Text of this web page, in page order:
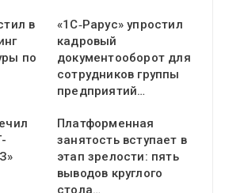
в
по
«1С‑Рарус» упростил
кадровый
документооборот для
сотрудников группы
предприятий…
Платформенная
занятость вступает в
этап зрелости: пять
выводов круглого
стола…